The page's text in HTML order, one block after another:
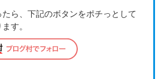
ら、下記のボタンをポチっとして
す。